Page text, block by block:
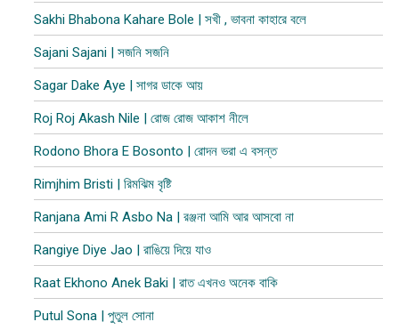
Sakhi Bhabona Kahare Bole | সখী , ভাবনা কাহারে বলে
Sajani Sajani | সজনি সজনি
Sagar Dake Aye | সাগর ডাকে আয়
Roj Roj Akash Nile | রোজ রোজ আকাশ নীলে
Rodono Bhora E Bosonto | রোদন ভরা এ বসন্ত
Rimjhim Bristi | রিমঝিম বৃষ্টি
Ranjana Ami R Asbo Na | রঞ্জনা আমি আর আসবো না
Rangiye Diye Jao | রাঙিয়ে দিয়ে যাও
Raat Ekhono Anek Baki | রাত এখনও অনেক বাকি
Putul Sona | পুতুল সোনা